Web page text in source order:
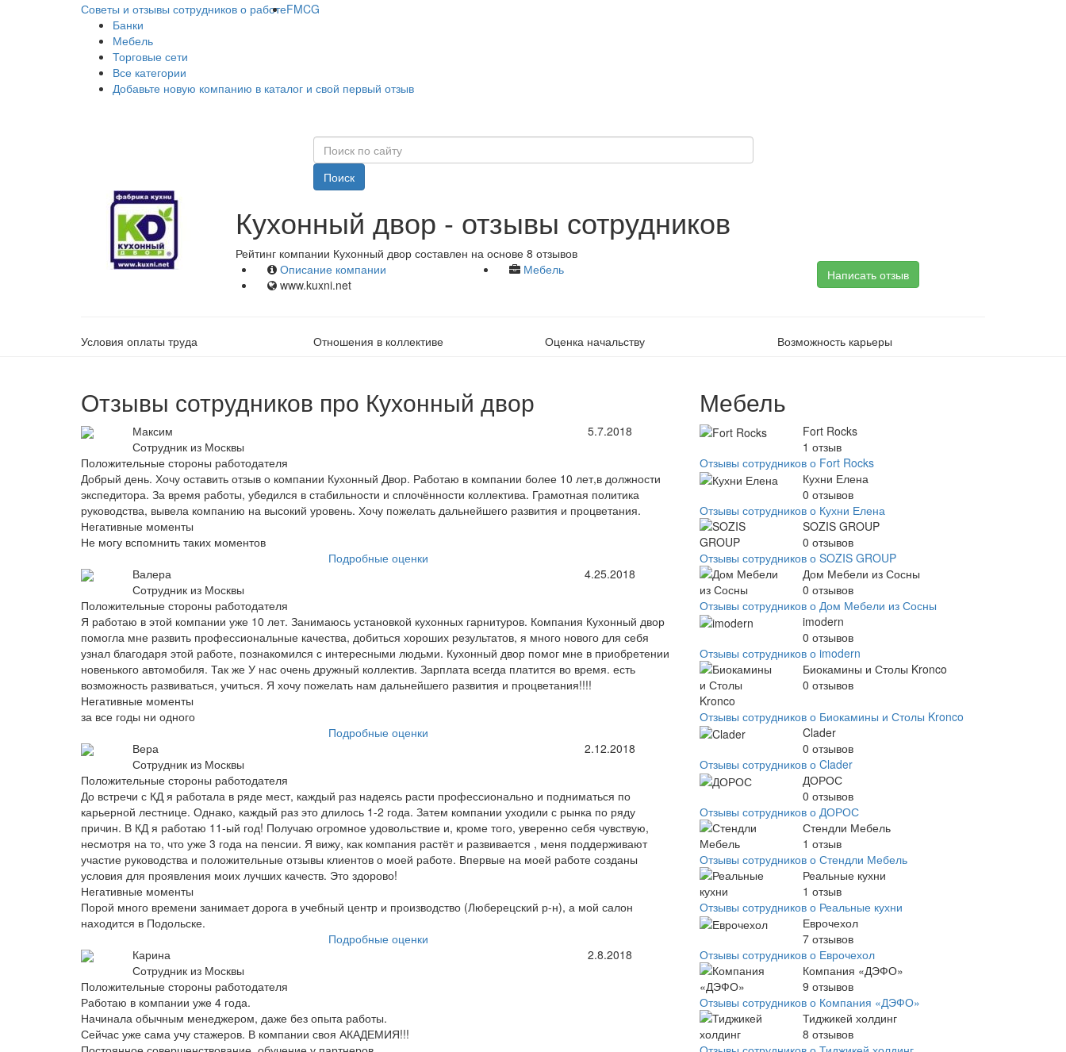
Советы и отзывы сотрудников о работеFMCG
Банки
Мебель
Торговые сети
Все категории
Добавьте новую компанию в каталог и свой первый отзыв
Поиск
Кухонный двор - отзывы сотрудников
Рейтинг компании Кухонный двор составлен на основе 8 отзывов
Описание компании
Мебель
www.kuxni.net
Написать отзыв
Условия оплаты труда Отношения в коллективе Оценка начальству Возможность карьеры
Отзывы сотрудников про Кухонный двор
Максим
Сотрудник из Москвы
5.7.2018
Положительные стороны работодателя
Добрый день. Хочу оставить отзыв о компании Кухонный Двор. Работаю в компании более 10 лет,в должности
экспедитора. За время работы, убедился в стабильности и сплочённости коллектива. Грамотная политика
руководства, вывела компанию на высокий уровень. Хочу пожелать дальнейшего развития и процветания.
Негативные моменты
Не могу вспомнить таких моментов
Подробные оценки
Валера
Сотрудник из Москвы
4.25.2018
Положительные стороны работодателя
Я работаю в этой компании уже 10 лет. Занимаюсь установкой кухонных гарнитуров. Компания Кухонный двор
помогла мне развить профессиональные качества, добиться хороших результатов, я много нового для себя
узнал благодаря этой работе, познакомился с интересными людьми. Кухонный двор помог мне в приобретении
новенького автомобиля. Так же У нас очень дружный коллектив. Зарплата всегда платится во время. есть
возможность развиваться, учиться. Я хочу пожелать нам дальнейшего развития и процветания!!!!
Негативные моменты
за все годы ни одного
Подробные оценки
Вера
Сотрудник из Москвы
2.12.2018
Положительные стороны работодателя
До встречи с КД я работала в ряде мест, каждый раз надеясь расти профессионально и подниматься по
карьерной лестнице. Однако, каждый раз это длилось 1-2 года. Затем компании уходили с рынка по ряду
причин. В КД я работаю 11-ый год! Получаю огромное удовольствие и, кроме того, уверенно себя чувствую,
несмотря на то, что уже 3 года на пенсии. Я вижу, как компания растёт и развивается , меня поддерживают
участие руководства и положительные отзывы клиентов о моей работе. Впервые на моей работе созданы
условия для проявления моих лучших качеств. Это здорово!
Негативные моменты
Порой много времени занимает дорога в учебный центр и производство (Люберецский р-н), а мой салон
находится в Подольске.
Подробные оценки
Карина
Сотрудник из Москвы
2.8.2018
Положительные стороны работодателя
Работаю в компании уже 4 года.
Начинала обычным менеджером, даже без опыта работы.
Сейчас уже сама учу стажеров. В компании своя АКАДЕМИЯ!!!
Мебель
Fort Rocks
1 отзыв
Отзывы сотрудников о Fort Rocks
Кухни Елена
0 отзывов
Отзывы сотрудников о Кухни Елена
SOZIS GROUP
0 отзывов
Отзывы сотрудников о SOZIS GROUP
Дом Мебели из Сосны
0 отзывов
Отзывы сотрудников о Дом Мебели из Сосны
imodern
0 отзывов
Отзывы сотрудников о imodern
Биокамины и Столы Kronco
0 отзывов
Отзывы сотрудников о Биокамины и Столы Kronco
Clader
0 отзывов
Отзывы сотрудников о Clader
ДОРОС
0 отзывов
Отзывы сотрудников о ДОРОС
Стендли Мебель
1 отзыв
Отзывы сотрудников о Стендли Мебель
Реальные кухни
1 отзыв
Отзывы сотрудников о Реальные кухни
Еврочехол
7 отзывов
Отзывы сотрудников о Еврочехол
Компания «ДЭФО»
9 отзывов
Отзывы сотрудников о Компания «ДЭФО»
Тиджикей холдинг
8 отзывов